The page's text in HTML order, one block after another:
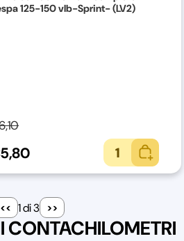
125-150 vlb-Sprint- (LV2)
1
1 di 3
CONTACHILOMETRI